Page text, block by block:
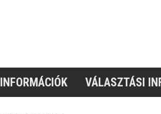
INFORMÁCIÓK VÁLASZTÁSI